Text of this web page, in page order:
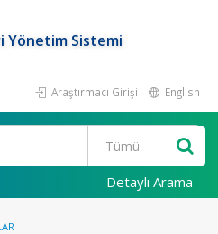
Yönetim Sistemi
Araştırmacı Girişi English
Detaylı Arama